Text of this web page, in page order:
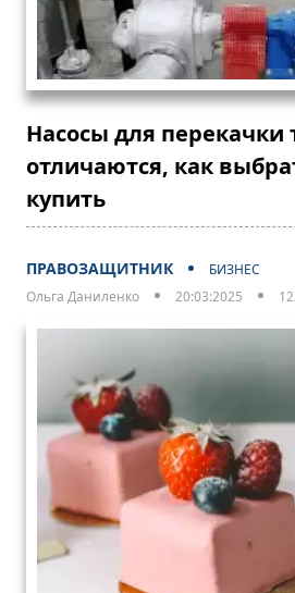
Насосы для перекачки
отличаются, как
купить
ПРАВОЗАЩИТНИК
БИЗНЕС
Ольга Даниленко
20:03:2025